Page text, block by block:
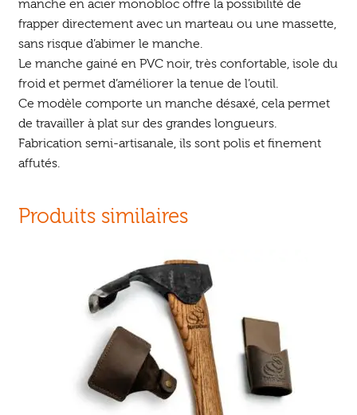
manche en acier monobloc offre la possibilité de
frapper directement avec un marteau ou une massette,
sans risque d’abimer le manche.
Le manche gainé en PVC noir, très confortable, isole du
froid et permet d’améliorer la tenue de l’outil.
Ce modèle comporte un manche désaxé, cela permet
de travailler à plat sur des grandes longueurs.
Fabrication semi-artisanale, ils sont polis et finement
affutés.
Produits similaires